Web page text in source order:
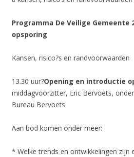
Programma De Veilige Gemeente
opsporing
Kansen, risico?s en randvoorwaarden
13.30 uur?Opening en introductie
middagvoorzitter, Eric Bervoets,
Bureau Bervoets
Aan bod komen onder meer:
* Welke trends en ontwikkelingen zijn